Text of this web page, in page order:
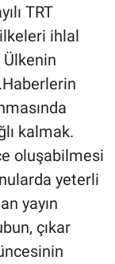
TRT
ihlal
kalmak.
oluşabilmesi
yeterli
yayın
çıkar